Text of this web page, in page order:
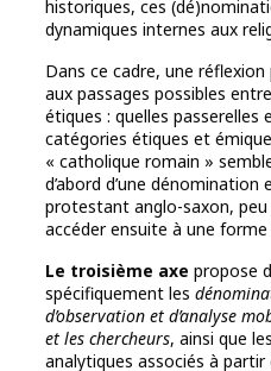
historiques, ces
dynamiques internes aux
Dans ce cadre, une
aux passages possibles
étiques : quelles passerelles
catégories étiques et
« catholique romain »
d’abord d’une
protestant anglo-saxon,
accéder ensuite à une
Le troisième axe propose
spécifiquement les
d’observation et d’analyse
et les chercheurs, ainsi que
analytiques associés à partir